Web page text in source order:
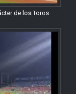
de los Toros